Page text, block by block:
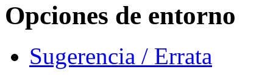
Opciones de entorno
Sugerencia / Errata